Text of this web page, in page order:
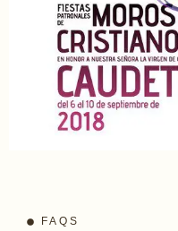
FAQS